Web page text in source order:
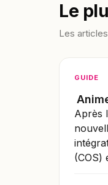
Le
Les
GUIDE
Après
(COS)